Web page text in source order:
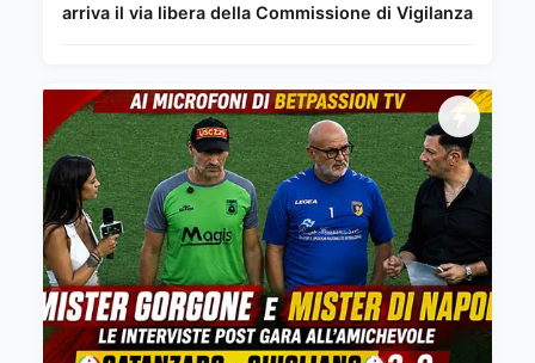
arriva il via libera della Commissione di Vigilanza